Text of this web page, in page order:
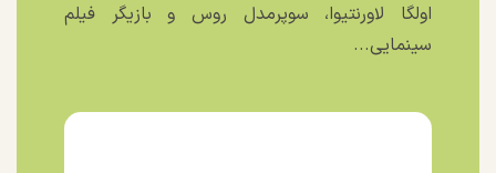
اولگا لاورنتیوا، سوپرمدل روس و بازیگر فیلم
سینمایی...